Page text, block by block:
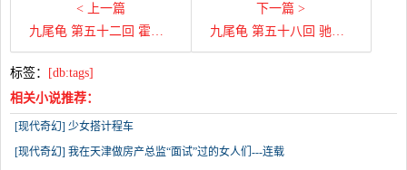
< 上一篇
九尾龟 第五十二回 霍春荣利口受官刑
下一篇 >
九尾龟 第五十八回 驰宝马争看绿衣郎
标签：
[db:tags]
相关小说推荐：
[现代奇幻] 少女搭计程车
[现代奇幻] 我在天津做房产总监“面试”过的女人们---连载